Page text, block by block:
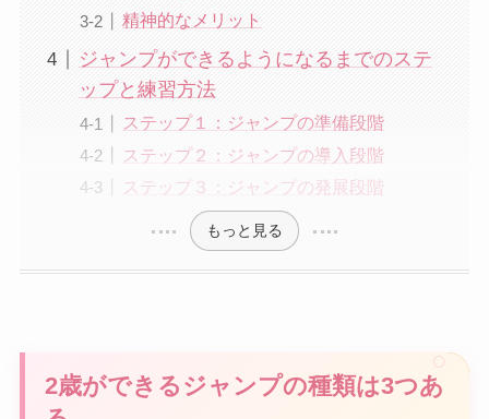
精神的なメリット
ジャンプができるようになるまでのステ
ップと練習方法
ステップ１：ジャンプの準備段階
ステップ２：ジャンプの導入段階
ステップ３：ジャンプの発展段階
もっと見る
2歳ができるジャンプの種類は3つあ